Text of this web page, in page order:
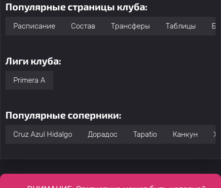
Популярные страницы клуба:
Расписание Состав Трансферы Таблицы
Лиги клуба:
Primera A
Популярные соперники:
Cruz Azul Hidalgo Дорадос Tapatio Канкун